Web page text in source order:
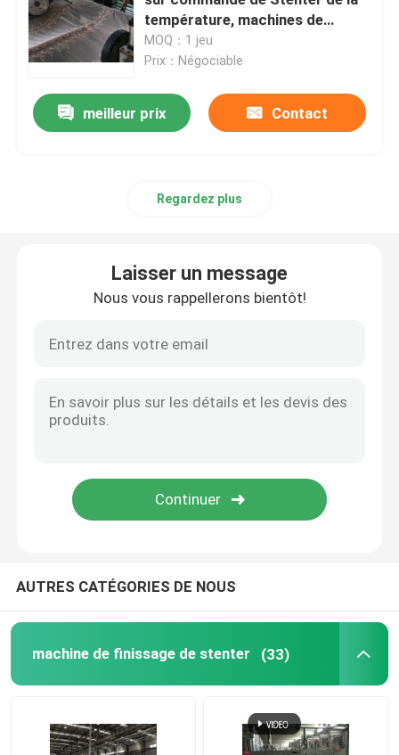
Machine de Stenter d'air chaud
machine de stenter de textile
Machine d'impression rotatoire d'écran
Machine de séchage de cylindre
Chaîne de récurage et de blanchiment
Chaîne de production de fibre discontinue de
température, machines de
finissage de tissu
MOQ：1 jeu
Prix：Négociable
meilleur prix Contact
Regardez plus
Laisser un message
Nous vous rappellerons bientôt!
AUTRES CATÉGORIES DE NOUS
machine de finissage de stenter (33)